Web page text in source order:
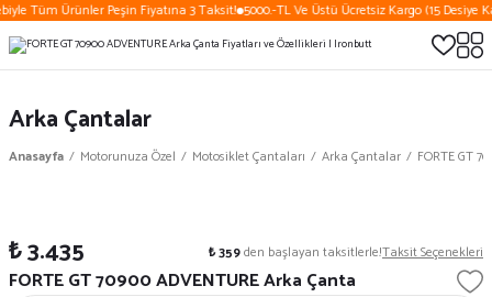
Tüm Ürünler Peşin Fiyatına 3 Taksit! 5000.-TL Ve Üstü Ücretsiz Kargo (15 Desiye
Arka Çantalar
Anasayfa Motorunuza Özel Motosiklet Çantaları Arka Çantalar FORTE GT
FORTE GT 70900 ADVENTURE Arka Çanta
₺ 3.435 ₺ 359den başlayan taksitlerle!Taksit Seçenekleri